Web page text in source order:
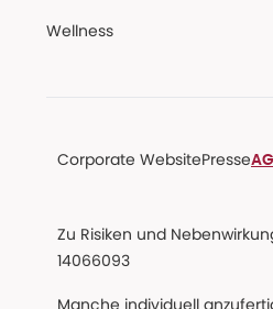
Wellness
Corporate WebsitePresse
Zu Risiken und
14066093